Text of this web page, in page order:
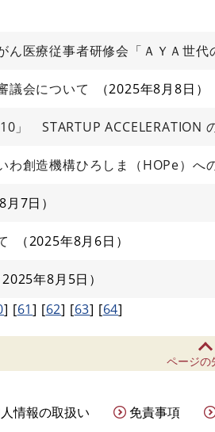
医療従事者研修会「ＡＹＡ世代
議会について 2025年8月8日
」 STARTUP ACCELERATION
わ創造機構ひろしま（HOPe）へ
月7日
2025年8月6日
2025年8月5日
] [61] [62] [63] [64]
ページの
情報の取扱い 免責事項